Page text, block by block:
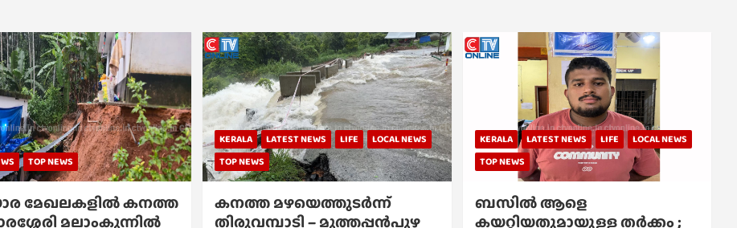
TOP NEWS
മേഖലകളിൽ കനത്ത
മലാംകുന്നിൽ
KERALA LATEST NEWS LIFE
LOCAL NEWS
TOP NEWS
കനത്ത മഴയെത്തുടർന്ന്
തിരുവമ്പാടി – മുത്തപ്പൻപുഴ
KERALA LATEST NEWS LIFE
LOCAL NEWS
TOP NEWS
ബസിൽ ആളെ
കയറ്റിയതുമായുള്ള തർക്കം ;